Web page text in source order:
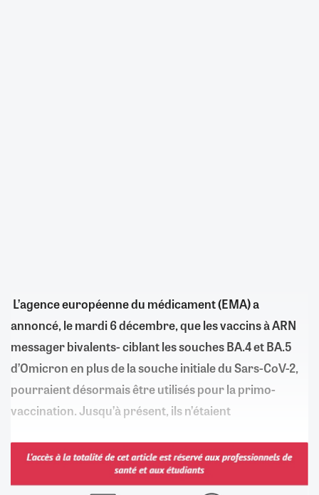
L’agence européenne du médicament (EMA) a
annoncé, le mardi 6 décembre, que les vaccins à ARN
messager bivalents- ciblant les souches BA.4 et BA.5
d’Omicron en plus de la souche initiale du Sars-CoV-2,
pourraient désormais être utilisés pour la primo-
vaccination. Jusqu’à présent, ils n’étaient